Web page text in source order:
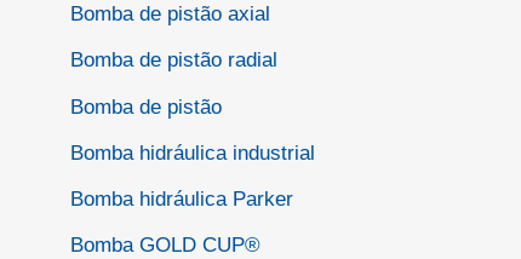
Bomba de pistão axial
Bomba de pistão radial
Bomba de pistão
Bomba hidráulica industrial
Bomba hidráulica Parker
Bomba GOLD CUP®